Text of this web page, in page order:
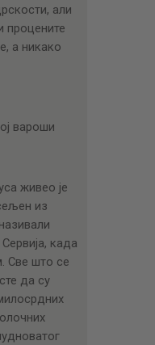
али
процените
а никако
вароши
живео је
из
када
Све што се
да су